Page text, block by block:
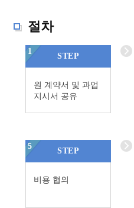
절차
1
STEP
원 계약서 및 과업
지시서 공유
5
STEP
비용 협의